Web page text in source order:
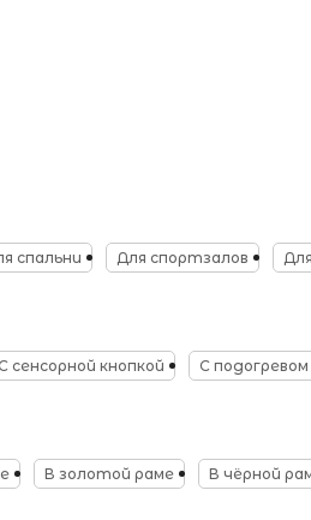
спальни Для спортзалов
С сенсорной кнопкой С подогревом
В золотой раме В чёрной